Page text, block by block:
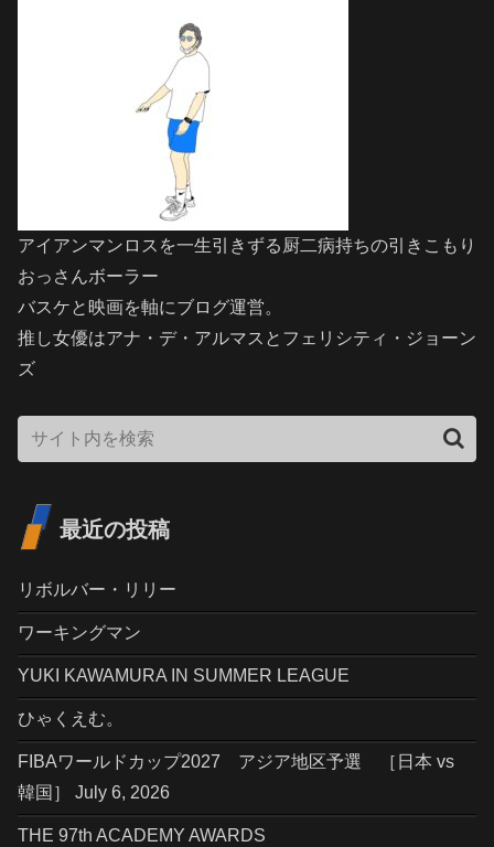
アイアンマンロスを一生引きずる厨二病持ちの引きこもり
おっさんボーラー
バスケと映画を軸にブログ運営。
推し女優はアナ・デ・アルマスとフェリシティ・ジョーン
ズ
最近の投稿
リボルバー・リリー
ワーキングマン
YUKI KAWAMURA IN SUMMER LEAGUE
ひゃくえむ。
FIBAワールドカップ2027 アジア地区予選 ［日本 vs
韓国］ July 6, 2026
THE 97th ACADEMY AWARDS